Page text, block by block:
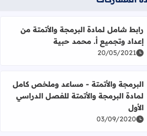
عن رابط شامل لمادة البرمجة والأتمتة من
رابط شامل لمادة البرمجة والأتمتة من
إعداد وتجميع أ. محمد حبية
20/05/2021
عن البرمجة والأتمتة - مساعد وملخص كامل
البرمجة والأتمتة - مساعد وملخص كامل
لمادة البرمجة والأتمتة للفصل الدراسي
الأول
03/09/2020